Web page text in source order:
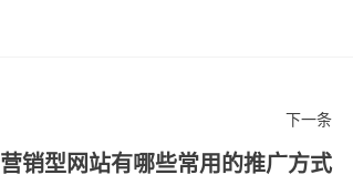
下一条
营销型网站有哪些常用的推广方式？